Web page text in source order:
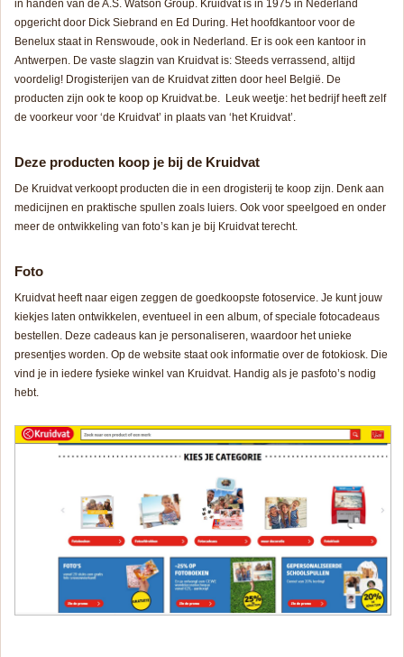
in handen van de A.S. Watson Group. Kruidvat is in 1975 in Nederland
opgericht door Dick Siebrand en Ed During. Het hoofdkantoor voor de
Benelux staat in Renswoude, ook in Nederland. Er is ook een kantoor in
Antwerpen. De vaste slagzin van Kruidvat is: Steeds verrassend, altijd
voordelig! Drogisterijen van de Kruidvat zitten door heel België. De
producten zijn ook te koop op Kruidvat.be. Leuk weetje: het bedrijf heeft zelf
de voorkeur voor ‘de Kruidvat’ in plaats van ‘het Kruidvat’.
Deze producten koop je bij de Kruidvat
De Kruidvat verkoopt producten die in een drogisterij te koop zijn. Denk aan
medicijnen en praktische spullen zoals luiers. Ook voor speelgoed en onder
meer de ontwikkeling van foto’s kan je bij Kruidvat terecht.
Foto
Kruidvat heeft naar eigen zeggen de goedkoopste fotoservice. Je kunt jouw
kiekjes laten ontwikkelen, eventueel in een album, of speciale fotocadeaus
bestellen. Deze cadeaus kan je personaliseren, waardoor het unieke
presentjes worden. Op de website staat ook informatie over de fotokiosk. Die
vind je in iedere fysieke winkel van Kruidvat. Handig als je pasfoto’s nodig
hebt.